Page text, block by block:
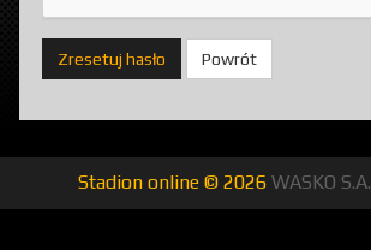
Powrót
Stadion online © 2026 WASKO S.A.